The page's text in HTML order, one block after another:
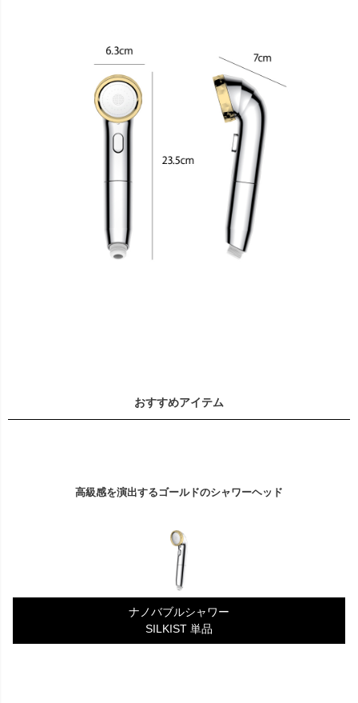
おすすめアイテム
高級感を演出するゴールドのシャワーヘッド
ナノバブルシャワー
SILKIST 単品